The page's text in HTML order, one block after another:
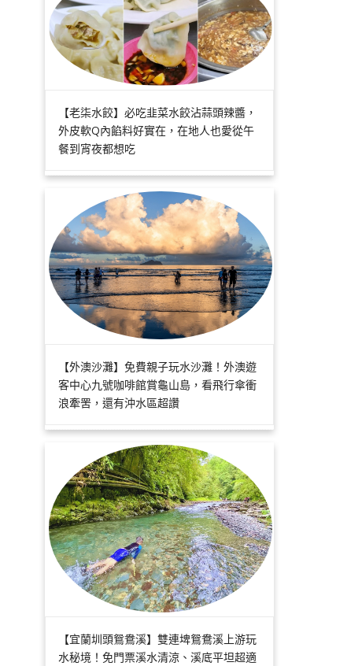
【老柒水餃】必吃韭菜水餃沾蒜頭辣醬，
外皮軟Q內餡料好實在，在地人也愛從午
餐到宵夜都想吃
【外澳沙灘】免費親子玩水沙灘！外澳遊
客中心九號咖啡館賞龜山島，看飛行傘衝
浪牽罟，還有沖水區超讚
【宜蘭圳頭鴛鴦溪】雙連埤鴛鴦溪上游玩
水秘境！免門票溪水清涼、溪底平坦超適